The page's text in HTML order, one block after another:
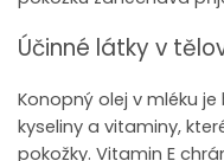
Účinné látky v
Konopný olej v mléku
kyseliny a vitaminy,
pokožky. Vitamin E